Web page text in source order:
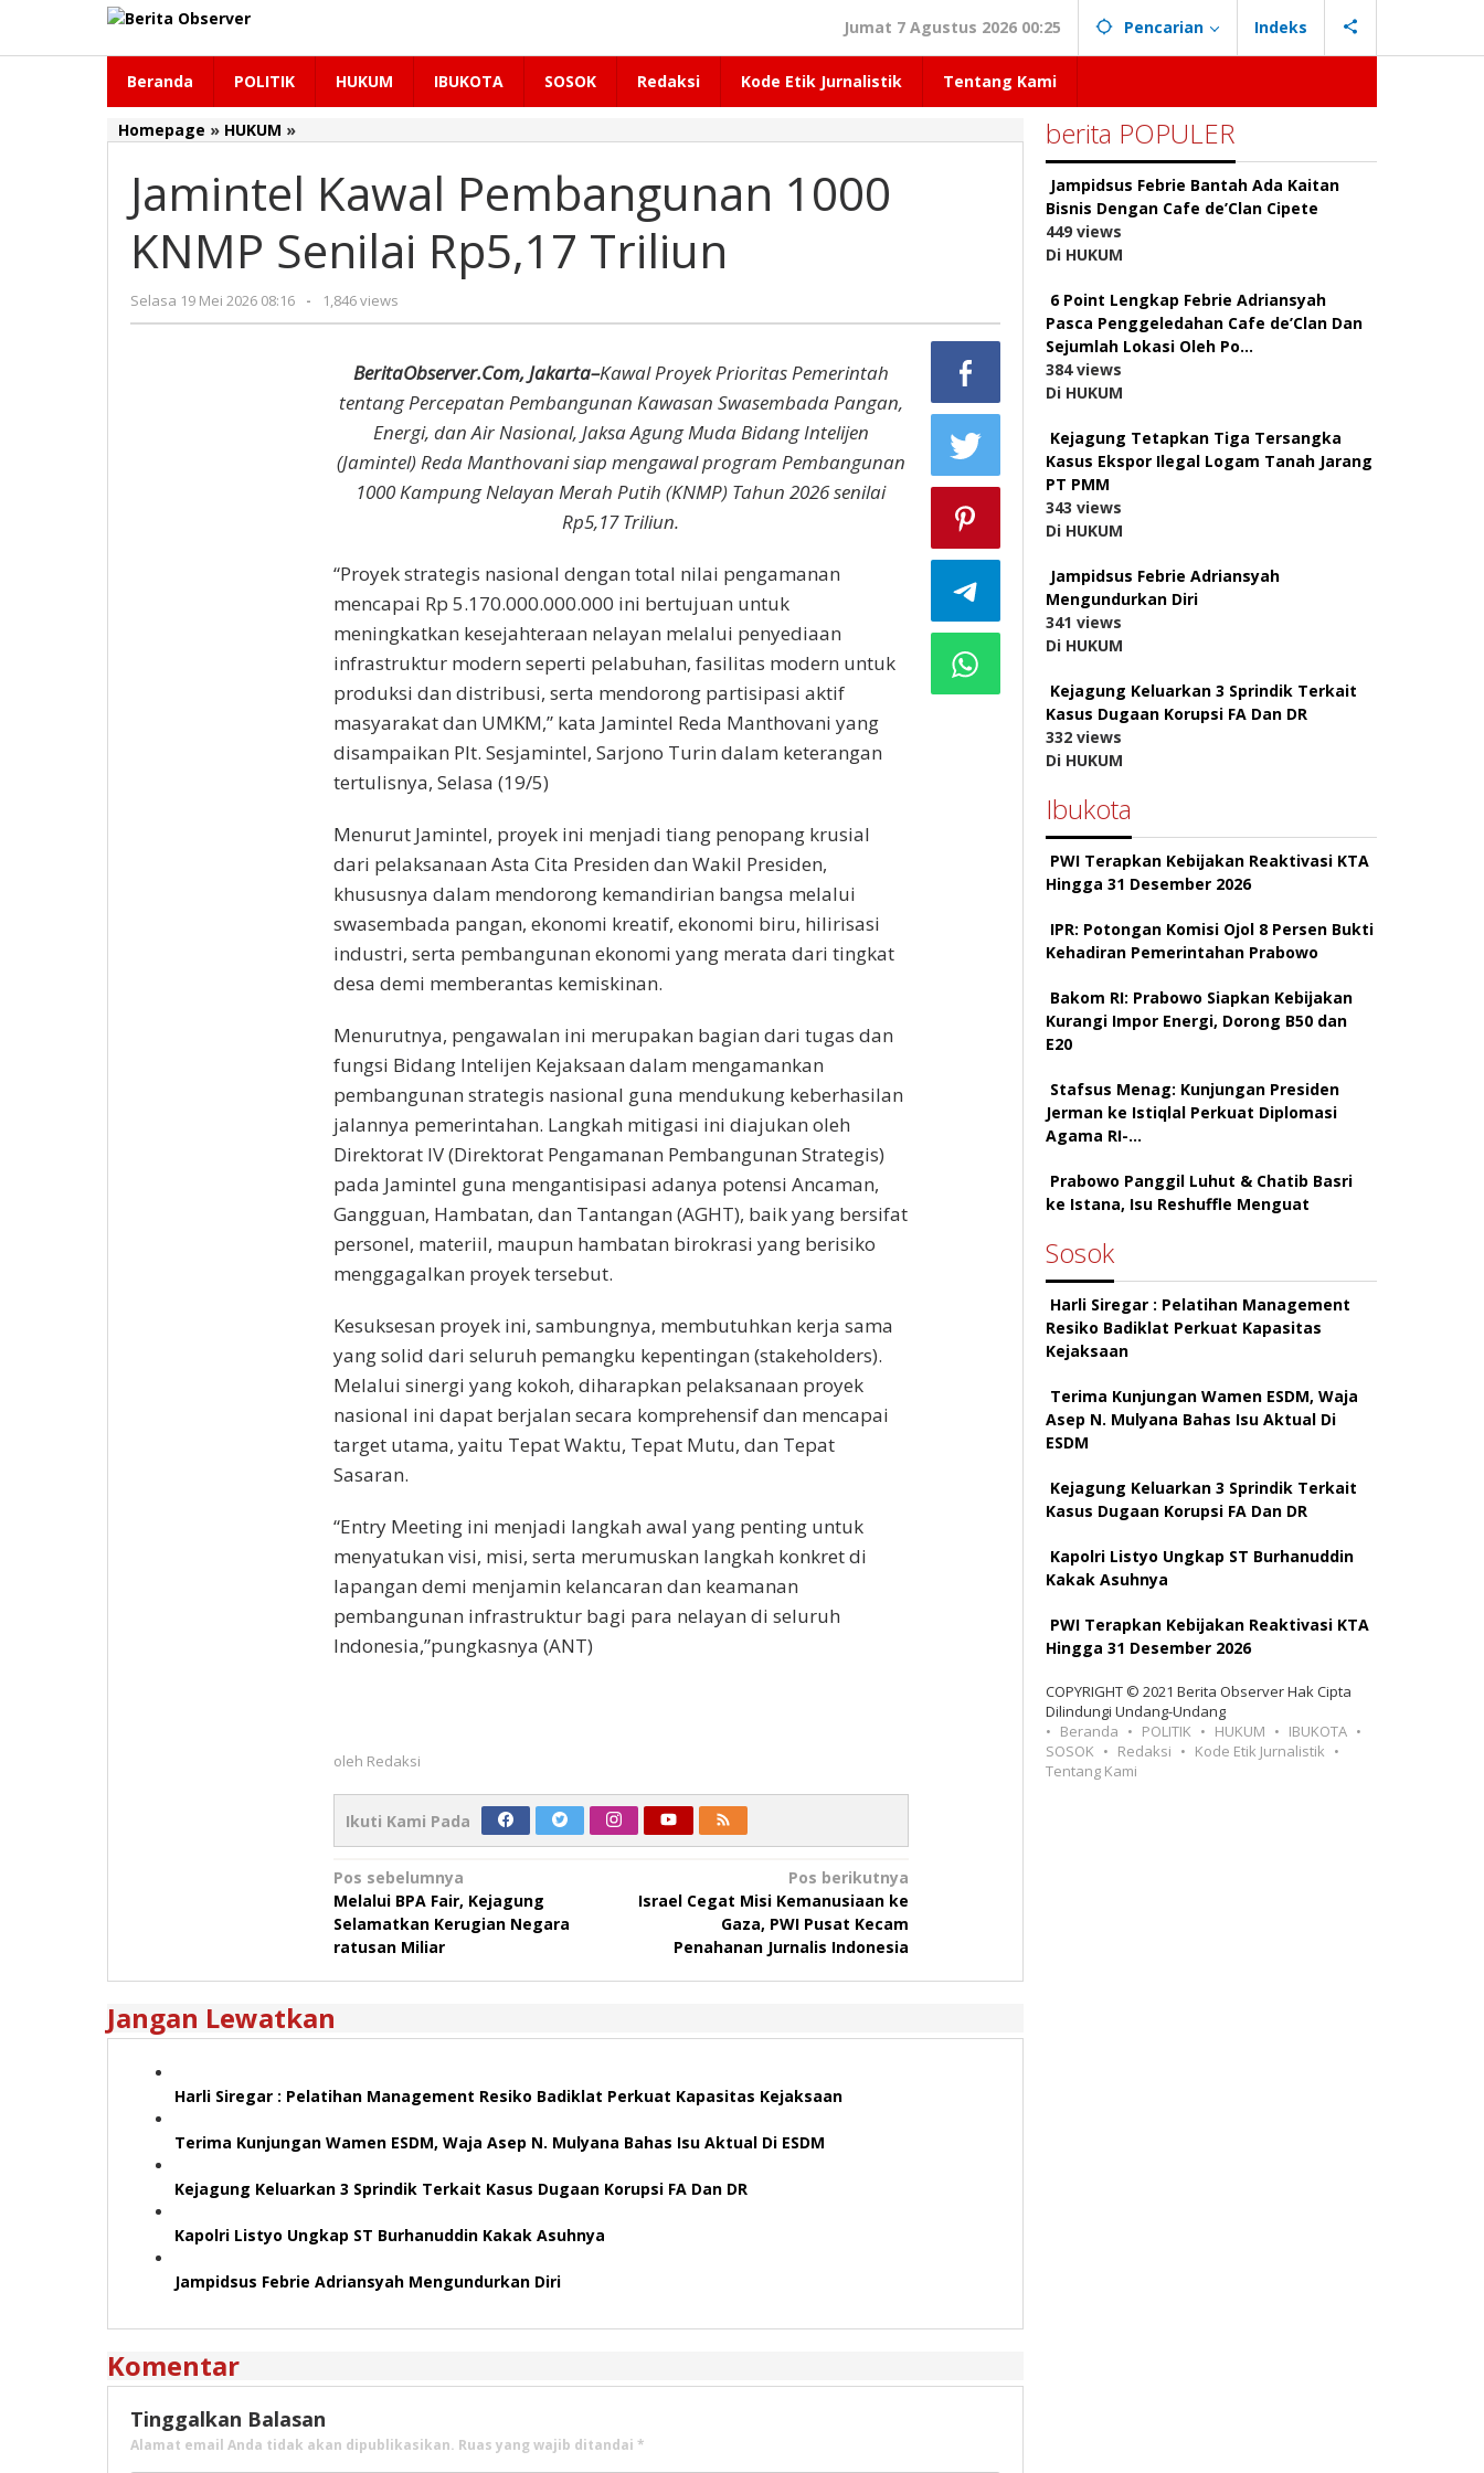
konten
Jumat 7 Agustus 2026 00:25 Pencarian Indeks
Beranda POLITIK HUKUM IBUKOTA SOSOK Redaksi Kode Etik Jurnalistik Tentang Kami
Homepage » HUKUM »
Pembangunan
1000
Senilai
Rp5,17
Triliun
Jamintel Kawal Pembangunan 1000
KNMP Senilai Rp5,17 Triliun
Selasa 19 Mei 2026 08:16
oleh
Redaksi
- 1,846 views
BeritaObserver.Com, Jakarta–Kawal Proyek Prioritas Pemerintah
tentang Percepatan Pembangunan Kawasan Swasembada Pangan,
Energi, dan Air Nasional, Jaksa Agung Muda Bidang Intelijen
(Jamintel) Reda Manthovani siap mengawal program Pembangunan
1000 Kampung Nelayan Merah Putih (KNMP) Tahun 2026 senilai
Rp5,17 Triliun.
“Proyek strategis nasional dengan total nilai pengamanan
mencapai Rp 5.170.000.000.000 ini bertujuan untuk
meningkatkan kesejahteraan nelayan melalui penyediaan
infrastruktur modern seperti pelabuhan, fasilitas modern untuk
produksi dan distribusi, serta mendorong partisipasi aktif
masyarakat dan UMKM,” kata Jamintel Reda Manthovani yang
disampaikan Plt. Sesjamintel, Sarjono Turin dalam keterangan
tertulisnya, Selasa (19/5)
Menurut Jamintel, proyek ini menjadi tiang penopang krusial
dari pelaksanaan Asta Cita Presiden dan Wakil Presiden,
khususnya dalam mendorong kemandirian bangsa melalui
swasembada pangan, ekonomi kreatif, ekonomi biru, hilirisasi
industri, serta pembangunan ekonomi yang merata dari tingkat
desa demi memberantas kemiskinan.
Menurutnya, pengawalan ini merupakan bagian dari tugas dan
fungsi Bidang Intelijen Kejaksaan dalam mengamankan
pembangunan strategis nasional guna mendukung keberhasilan
jalannya pemerintahan. Langkah mitigasi ini diajukan oleh
Direktorat IV (Direktorat Pengamanan Pembangunan Strategis)
pada Jamintel guna mengantisipasi adanya potensi Ancaman,
Gangguan, Hambatan, dan Tantangan (AGHT), baik yang bersifat
personel, materiil, maupun hambatan birokrasi yang berisiko
menggagalkan proyek tersebut.
Kesuksesan proyek ini, sambungnya, membutuhkan kerja sama
yang solid dari seluruh pemangku kepentingan (stakeholders).
Melalui sinergi yang kokoh, diharapkan pelaksanaan proyek
nasional ini dapat berjalan secara komprehensif dan mencapai
target utama, yaitu Tepat Waktu, Tepat Mutu, dan Tepat
Sasaran.
“Entry Meeting ini menjadi langkah awal yang penting untuk
menyatukan visi, misi, serta merumuskan langkah konkret di
lapangan demi menjamin kelancaran dan keamanan
pembangunan infrastruktur bagi para nelayan di seluruh
Indonesia,”pungkasnya (ANT)
oleh Redaksi
Ikuti Kami Pada
Navigasi
pos
Pos sebelumnya
Melalui BPA Fair, Kejagung
Selamatkan Kerugian Negara
ratusan Miliar
Pos berikutnya
Israel Cegat Misi Kemanusiaan ke
Gaza, PWI Pusat Kecam
Penahanan Jurnalis Indonesia
Jangan Lewatkan
Harli Siregar : Pelatihan Management Resiko Badiklat Perkuat Kapasitas Kejaksaan
Terima Kunjungan Wamen ESDM, Waja Asep N. Mulyana Bahas Isu Aktual Di ESDM
Kejagung Keluarkan 3 Sprindik Terkait Kasus Dugaan Korupsi FA Dan DR
Kapolri Listyo Ungkap ST Burhanuddin Kakak Asuhnya
Jampidsus Febrie Adriansyah Mengundurkan Diri
Komentar
Tinggalkan Balasan
Alamat email Anda tidak akan dipublikasikan. Ruas yang wajib ditandai *
berita POPULER
Jampidsus Febrie Bantah Ada Kaitan
Bisnis Dengan Cafe de’Clan Cipete
449 views
Di HUKUM
6 Point Lengkap Febrie Adriansyah
Pasca Penggeledahan Cafe de’Clan Dan
Sejumlah Lokasi Oleh Po…
384 views
Di HUKUM
Kejagung Tetapkan Tiga Tersangka
Kasus Ekspor Ilegal Logam Tanah Jarang
PT PMM
343 views
Di HUKUM
Jampidsus Febrie Adriansyah
Mengundurkan Diri
341 views
Di HUKUM
Kejagung Keluarkan 3 Sprindik Terkait
Kasus Dugaan Korupsi FA Dan DR
332 views
Di HUKUM
Ibukota
PWI Terapkan Kebijakan Reaktivasi KTA
Hingga 31 Desember 2026
IPR: Potongan Komisi Ojol 8 Persen Bukti
Kehadiran Pemerintahan Prabowo
Bakom RI: Prabowo Siapkan Kebijakan
Kurangi Impor Energi, Dorong B50 dan
E20
Stafsus Menag: Kunjungan Presiden
Jerman ke Istiqlal Perkuat Diplomasi
Agama RI-…
Prabowo Panggil Luhut & Chatib Basri
ke Istana, Isu Reshuffle Menguat
Sosok
Harli Siregar : Pelatihan Management
Resiko Badiklat Perkuat Kapasitas
Kejaksaan
Terima Kunjungan Wamen ESDM, Waja
Asep N. Mulyana Bahas Isu Aktual Di
ESDM
Kejagung Keluarkan 3 Sprindik Terkait
Kasus Dugaan Korupsi FA Dan DR
Kapolri Listyo Ungkap ST Burhanuddin
Kakak Asuhnya
PWI Terapkan Kebijakan Reaktivasi KTA
Hingga 31 Desember 2026
COPYRIGHT © 2021 Berita Observer Hak Cipta
Dilindungi Undang-Undang
Beranda
POLITIK HUKUM
IBUKOTA
SOSOK
Redaksi
Kode Etik Jurnalistik
Tentang Kami